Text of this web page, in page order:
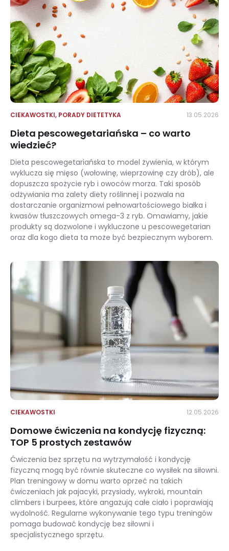
CIEKAWOSTKI, PORADY DIETETYKA 13.05.2026
Dieta pescowegetariańska – co warto
wiedzieć?
Dieta pescowegetariańska to model żywienia, w którym
wyklucza się mięso (wołowinę, wieprzowinę czy drób), ale
dopuszcza spożycie ryb i owoców morza. Taki sposób
odżywiania ma zalety diety roślinnej i pozwala na
dostarczanie organizmowi pełnowartościowego białka i
kwasów tłuszczowych omega-3 z ryb. Omawiamy, jakie
produkty są dozwolone i wykluczone u pescowegetarian
oraz dla kogo dieta ta może być bezpiecznym wyborem.
CIEKAWOSTKI 12.05.2026
Domowe ćwiczenia na kondycję fizyczną:
TOP 5 prostych zestawów
Ćwiczenia bez sprzętu na wytrzymałość i kondycję
fizyczną mogą być równie skuteczne co wysiłek na siłowni.
Plan treningowy w domu warto oprzeć na takich
ćwiczeniach jak pajacyki, przysiady, wykroki, mountain
climbers i burpees, które angażują całe ciało i poprawiają
wydolność. Regularne wykonywanie tego typu treningów
pomaga budować kondycję bez siłowni i
specjalistycznego sprzętu.